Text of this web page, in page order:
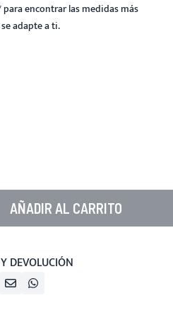
para encontrar las medidas más
adapte a ti.
AÑADIR AL CARRITO
DEVOLUCIÓN